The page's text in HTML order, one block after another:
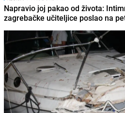
Napravio joj pakao od života:
zagrebačke učiteljice poslao na